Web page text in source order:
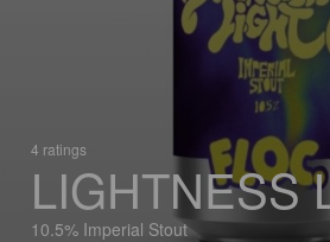
4 ratings
LIGHTNESS
10.5% Imperial Stout